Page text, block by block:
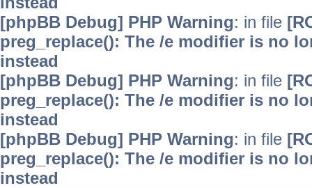
[phpBB Debug] PHP Warning: in file
preg_replace(): The /e modifier is no
instead
[phpBB Debug] PHP Warning: in file
preg_replace(): The /e modifier is no
instead
[phpBB Debug] PHP Warning: in file
preg_replace(): The /e modifier is no
instead